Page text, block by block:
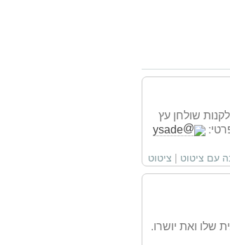
שולחן עץ
ysade
עם ציטוט | ציטוט
שלו ואת יושרו.